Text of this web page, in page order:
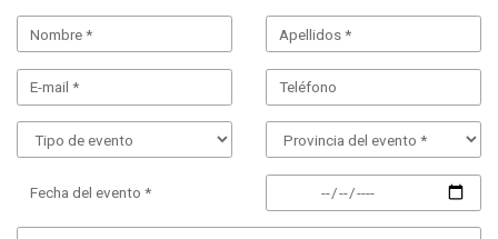
Fecha del evento *